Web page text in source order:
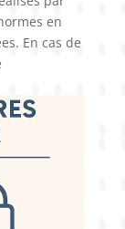
en
En cas de